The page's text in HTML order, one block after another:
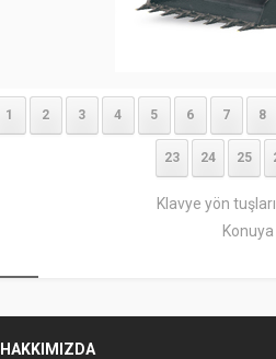
1 2 3 4 5 6 7 8
23 24 25
Klavye yön
Konuya
HAKKIMIZDA